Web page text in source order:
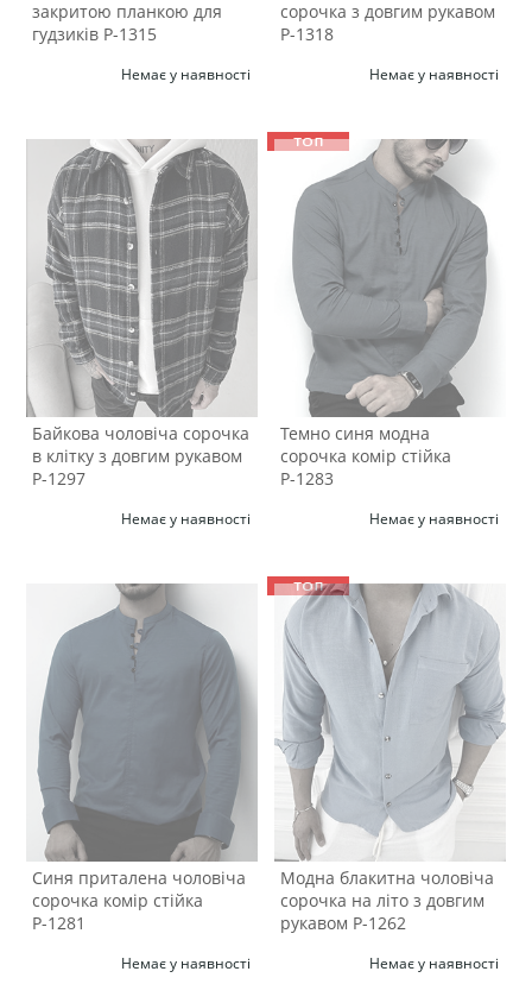
закритою планкою для
гудзиків Р-1315
Немає у наявності
сорочка з довгим рукавом
Р-1318
Немає у наявності
Байкова чоловіча сорочка
в клітку з довгим рукавом
Р-1297
Немає у наявності
Темно синя модна
сорочка комір стійка
Р-1283
Немає у наявності
Синя приталена чоловіча
сорочка комір стійка
Р-1281
Немає у наявності
Модна блакитна чоловіча
сорочка на літо з довгим
рукавом Р-1262
Немає у наявності